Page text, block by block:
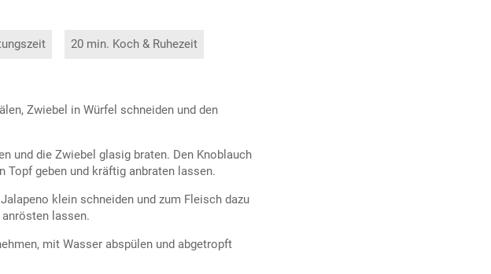
20 min. Koch & Ruhezeit
Zwiebel in Würfel schneiden und den
und die Zwiebel glasig braten. Den Knoblauch
Topf geben und kräftig anbraten lassen.
klein schneiden und zum Fleisch dazu
lassen.
mit Wasser abspülen und abgetropft